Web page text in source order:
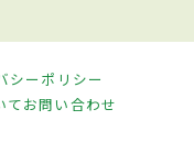
シーポリシー
てお問い合わせ